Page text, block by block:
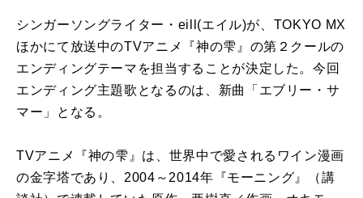
シンガーソングライター・eill(エイル)が、TOKYO MX
ほかにて放送中のTVアニメ『神の雫』の第２クールの
エンディングテーマを担当することが決定した。今回
エンディング主題歌となるのは、新曲「エブリー・サ
マー」となる。
TVアニメ『神の雫』は、世界中で愛されるワイン漫画
の金字塔であり、2004～2014年『モーニング』（講